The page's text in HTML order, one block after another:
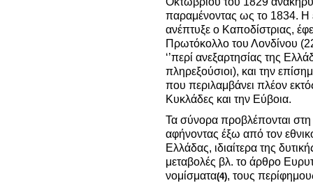
παραμένοντας ως το 1834. Η
ανέπτυξε ο Καποδίστριας,
Πρωτόκολλο του Λονδίνου
‘’περί ανεξαρτησίας της
πληρεξούσιοι), και την
που περιλαμβάνει πλέον
Κυκλάδες και την Εύβοια.
Τα σύνορα προβλέπονται
αφήνοντας έξω από τον
Ελλάδας, ιδιαίτερα της
μεταβολές βλ. το άρθρο
νομίσματα(4), τους